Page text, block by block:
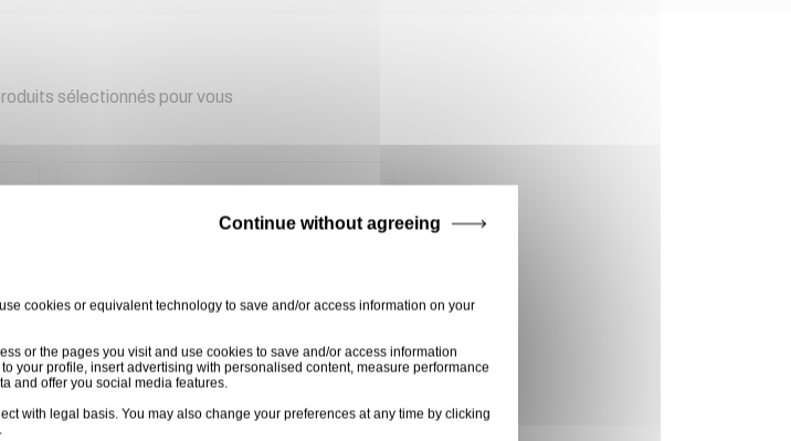
sélectionnés pour vous
cookies or equivalent technology to save and/or access information on your
or the pages you visit and use cookies to save and/or access information
your profile, insert advertising with personalised content, measure performance
and offer you social media features.
with legal basis. You may also change your preferences at any time by clicking
Continue without agreeing